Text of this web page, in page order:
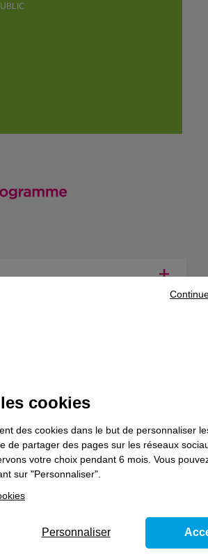
vous conseillons de suivre la
votre parcours de formation, prenez
cookies
des cookies dans le but de personnaliser
de partager des pages sur les réseaux
votre choix pendant 6 mois. Vous
sur "Personnaliser".
Personnaliser